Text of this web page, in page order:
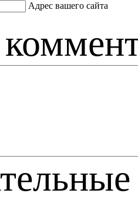
Адрес вашего сайта